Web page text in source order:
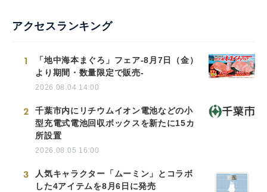
アクセスランキング
1
「地中海本まぐろ」フェア-8月7日（金）
より期間・数量限定で販売-
2026.08.04 14:00
2
千葉市内にリチウムイオン電池などの小
型充電式電池回収ボックスを新たに15カ
所設置
2026.08.05 16:00
3
人気キャラクター「ムーミン」とコラボ
した4アイテムを8月6日に発売